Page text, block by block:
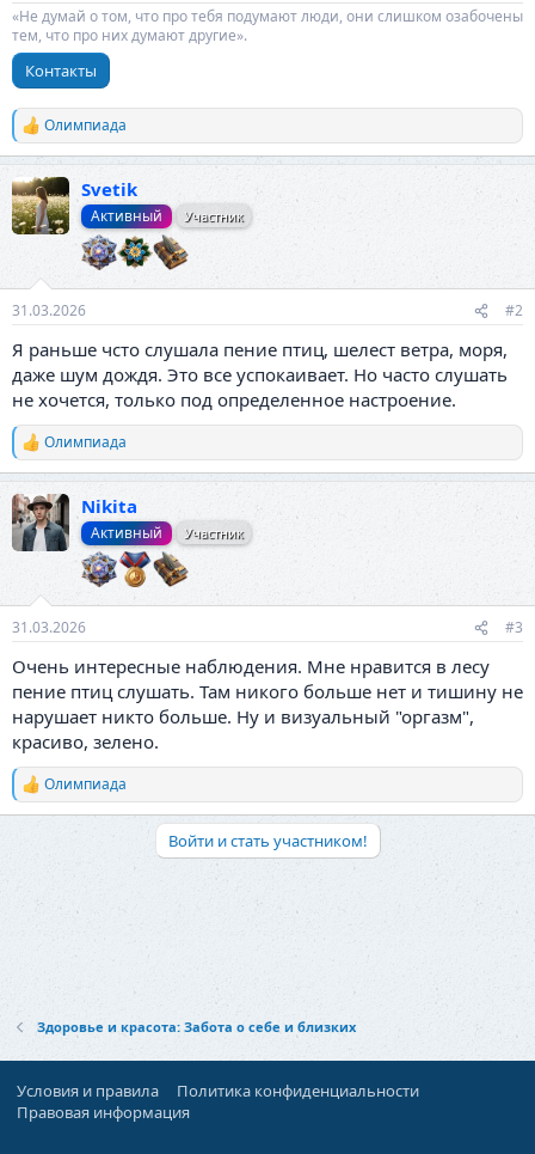
«Не думай о том, что про тебя подумают люди, они слишком озабочены
тем, что про них думают другие».
Контакты
Р
е
к
ц
и
Олимпиада
Svetik
Активный Участник
31.03.2026 #2
Я раньше чсто слушала пение птиц, шелест ветра, моря,
даже шум дождя. Это все успокаивает. Но часто слушать
не хочется, только под определенное настроение.
Р
е
к
ц
и
Олимпиада
Nikita
Активный Участник
31.03.2026 #3
Очень интересные наблюдения. Мне нравится в лесу
пение птиц слушать. Там никого больше нет и тишину не
нарушает никто больше. Ну и визуальный "оргазм",
красиво, зелено.
Р
е
Олимпиада
Войти и стать участником!
Здоровье и красота: Забота о себе и близких
Условия и правила
Политика конфиденциальности
Правовая информация